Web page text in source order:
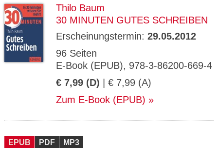
Thilo Baum
30 MINUTEN GUTES SCHREIBEN
Erscheinungstermin: 29.05.2012
96 Seiten
E-Book (EPUB), 978-3-86200-669-4
€ 7,99 (D) | € 7,99 (A)
Zum E-Book (EPUB)
EPUB PDF MP3